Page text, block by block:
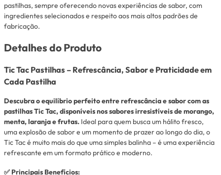
pastilhas, sempre oferecendo novas experiências de sabor, com
ingredientes selecionados e respeito aos mais altos padrões de
fabricação.
Detalhes do Produto
Tic Tac Pastilhas – Refrescância, Sabor e Praticidade em
Cada Pastilha
Descubra o equilíbrio perfeito entre refrescância e sabor com as
pastilhas Tic Tac, disponíveis nos sabores irresistíveis de morango,
menta, laranja e frutas. Ideal para quem busca um hálito fresco,
uma explosão de sabor e um momento de prazer ao longo do dia, o
Tic Tac é muito mais do que uma simples balinha – é uma experiência
refrescante em um formato prático e moderno.
✅ Principais Benefícios: